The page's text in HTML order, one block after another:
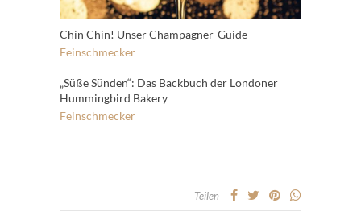
Chin Chin! Unser Champagner-Guide
Feinschmecker
„Süße Sünden“: Das Backbuch der Londoner
Hummingbird Bakery
Feinschmecker
Teilen